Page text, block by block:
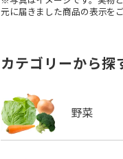
元に届きました商品の表示を
カテゴリーから探